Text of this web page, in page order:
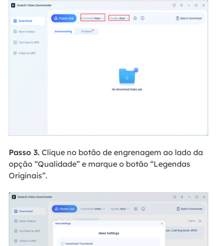
Passo 3.Clique no botão de engrenagem ao lado da
opção “Qualidade” e marque o botão “Legendas
Originais”.